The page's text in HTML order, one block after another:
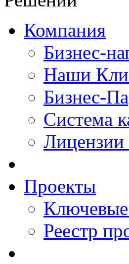
Компания
Бизнес-
Наши
Бизнес-
Система
Лицензии
Проекты
Реестр